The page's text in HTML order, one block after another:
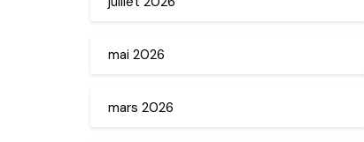
mai 2026
mars 2026